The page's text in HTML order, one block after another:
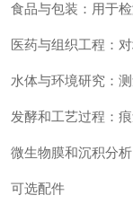
食品与包装：用于
医药与组织工程：
水体与环境研究：
发酵和工艺过程：
微生物膜和沉积分
可选配件